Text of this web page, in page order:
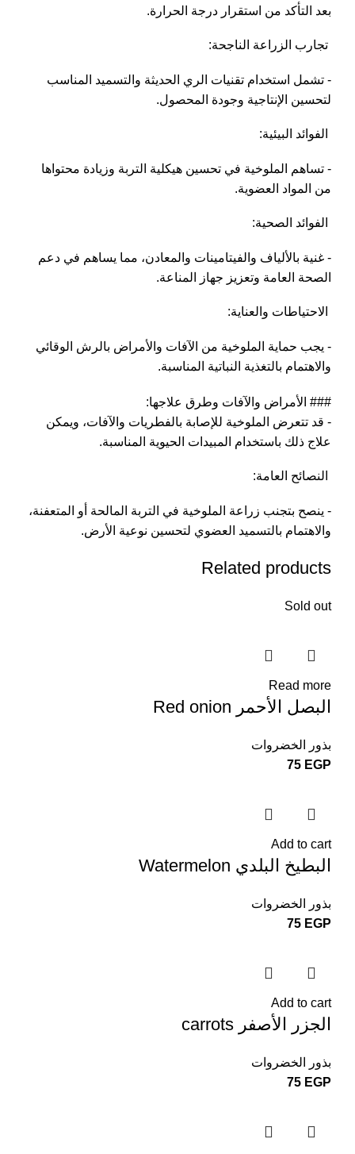
بعد التأكد من استقرار درجة الحرارة.
تجارب الزراعة الناجحة:
- تشمل استخدام تقنيات الري الحديثة والتسميد المناسب
لتحسين الإنتاجية وجودة المحصول.
الفوائد البيئية:
- تساهم الملوخية في تحسين هيكلية التربة وزيادة محتواها
من المواد العضوية.
الفوائد الصحية:
- غنية بالألياف والفيتامينات والمعادن، مما يساهم في دعم
الصحة العامة وتعزيز جهاز المناعة.
الاحتياطات والعناية:
- يجب حماية الملوخية من الآفات والأمراض بالرش الوقائي
والاهتمام بالتغذية النباتية المناسبة.
### الأمراض والآفات وطرق علاجها:
- قد تتعرض الملوخية للإصابة بالفطريات والآفات، ويمكن
علاج ذلك باستخدام المبيدات الحيوية المناسبة.
النصائح العامة:
- ينصح بتجنب زراعة الملوخية في التربة المالحة أو المتعفنة،
والاهتمام بالتسميد العضوي لتحسين نوعية الأرض.
Related products
Sold out
Read more
البصل الأحمر Red onion
بذور الخضروات
75 EGP
Add to cart
البطيخ البلدي Watermelon
بذور الخضروات
75 EGP
Add to cart
الجزر الأصفر carrots
بذور الخضروات
75 EGP